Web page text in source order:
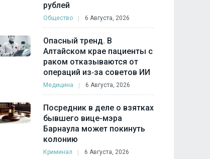
рублей
Общество 6 Августа, 2026
Опасный тренд. В
Алтайском крае пациенты с
раком отказываются от
операций из‑за советов ИИ
Медицина 6 Августа, 2026
Посредник в деле о взятках
бывшего вице-мэра
Барнаула может покинуть
колонию
Криминал 6 Августа, 2026